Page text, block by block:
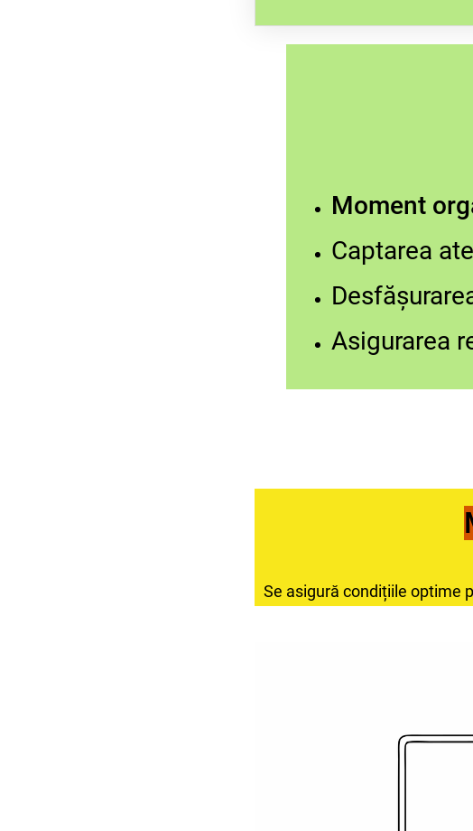
manualul, fișe de
Moment
Captarea
Asigurarea
Se asigură condițiile optime